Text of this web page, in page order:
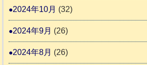
2024年10月 (32)
2024年9月 (26)
2024年8月 (26)